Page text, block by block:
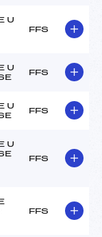
U
FFS
U
FFS
U
FFS
U
FFS
FFS